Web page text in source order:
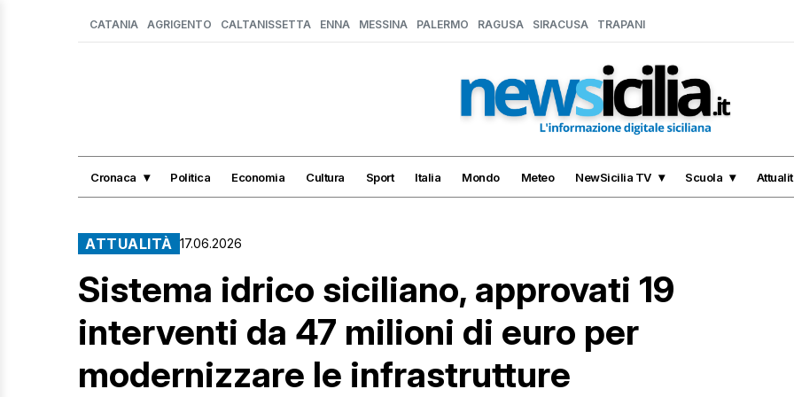
CATANIA AGRIGENTO CALTANISSETTA ENNA MESSINA PALERMO RAGUSA SIRACUSA TRAPANI
Cronaca Politica Economia Cultura Sport Italia Mondo Meteo NewSicilia TV Scuola
ATTUALITÀ 17.06.2026
Sistema idrico siciliano, approvati 19
interventi da 47 milioni di euro per
modernizzare le infrastrutture